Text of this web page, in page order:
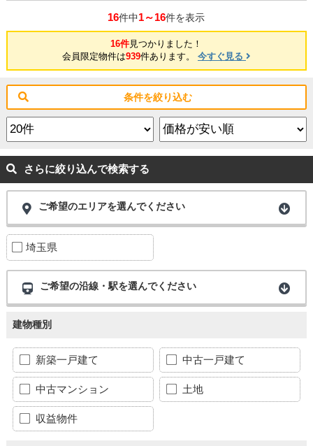
16件中1～16件を表示
16件見つかりました！
会員限定物件は939件あります。 今すぐ見る
条件を絞り込む
さらに絞り込んで検索する
ご希望のエリアを選んでください
埼玉県
ご希望の沿線・駅を選んでください
建物種別
新築一戸建て 中古一戸建て
中古マンション 土地
収益物件